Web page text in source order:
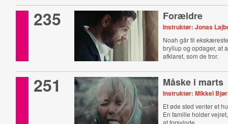
235 Forældre
Instruktør: Jonas
Noah går til
bryllup og opdager, at
afklaret, som de tror.
251 Måske i marts
Instruktør: Mikkel
Et øde sted venter et
En familie holder
at forsvinde.